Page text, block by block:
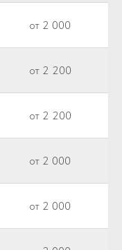
от 2 000
от 2 200
от 2 200
от 2 000
от 2 000